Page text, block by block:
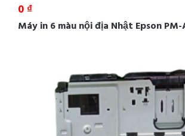
0 ₫
Máy in 6 màu nội địa Nhật Epson